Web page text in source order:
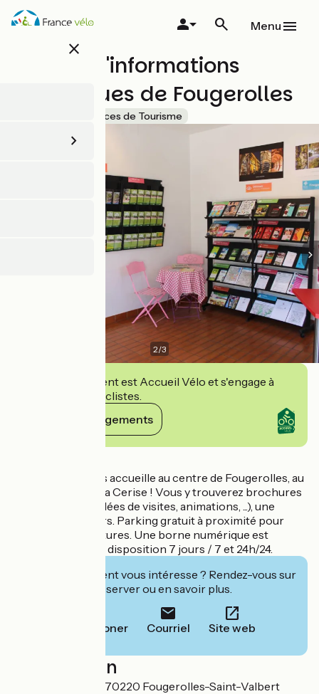
Aller
au
close
Menu
Bureau d'informations
touristiques de Fougerolles
Offices de Tourisme
2/3
Cet établissement est Accueil Vélo et s'engage à
accueillir des cyclistes.
Voir ses engagements
Notre équipe vous accueille au centre de Fougerolles, au
coeur du Pays de la Cerise ! Vous y trouverez brochures
(plans et cartes, idées de visites, animations, ...), une
boutique souvenirs. Parking gratuit à proximité pour
vélo, motos et voitures. Une borne numérique est
également à votre disposition 7 jours / 7 et 24h/24.
Cet établissement vous intéresse ? Rendez-vous sur
leur site pour réserver ou en savoir plus.
Téléphoner Courriel Site web
Localisation
Avenue de la gare 70220 Fougerolles-Saint-Valbert